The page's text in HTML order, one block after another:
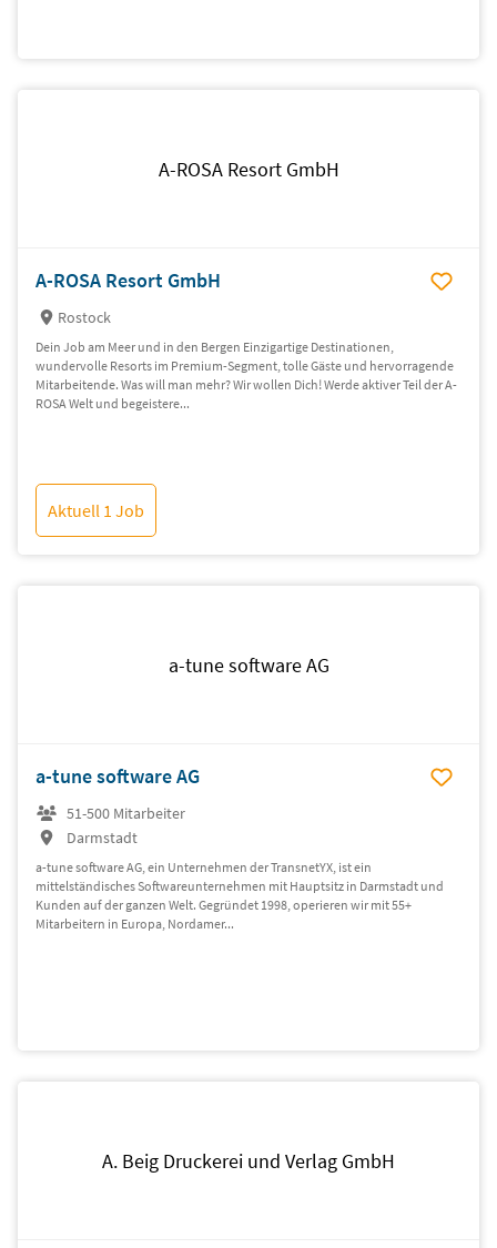
A-ROSA Resort GmbH
A-ROSA Resort GmbH
Rostock
Dein Job am Meer und in den Bergen Einzigartige Destinationen,
wundervolle Resorts im Premium-Segment, tolle Gäste und hervorragende
Mitarbeitende. Was will man mehr? Wir wollen Dich! Werde aktiver Teil der A-
ROSA Welt und begeistere...
Aktuell 1 Job
a-tune software AG
a-tune software AG
51-500 Mitarbeiter
Darmstadt
a-tune software AG, ein Unternehmen der TransnetYX, ist ein
mittelständisches Softwareunternehmen mit Hauptsitz in Darmstadt und
Kunden auf der ganzen Welt. Gegründet 1998, operieren wir mit 55+
Mitarbeitern in Europa, Nordamer...
A. Beig Druckerei und Verlag GmbH